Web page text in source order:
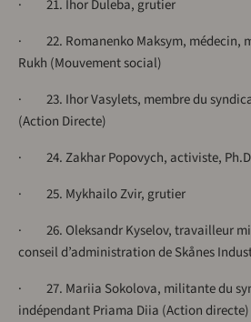
· 21. Ihor Duleba, grutier
· 22. Romanenko Maksym, médecin,
Rukh (Mouvement social)
· 23. Ihor Vasylets, membre du
(Action Directe)
· 24. Zakhar Popovych, activiste,
· 25. Mykhailo Zvir, grutier
· 26. Oleksandr Kyselov, travailleur
conseil d’administration de Skånes
· 27. Mariia Sokolova, militante du
indépendant Priama Diia (Action directe)